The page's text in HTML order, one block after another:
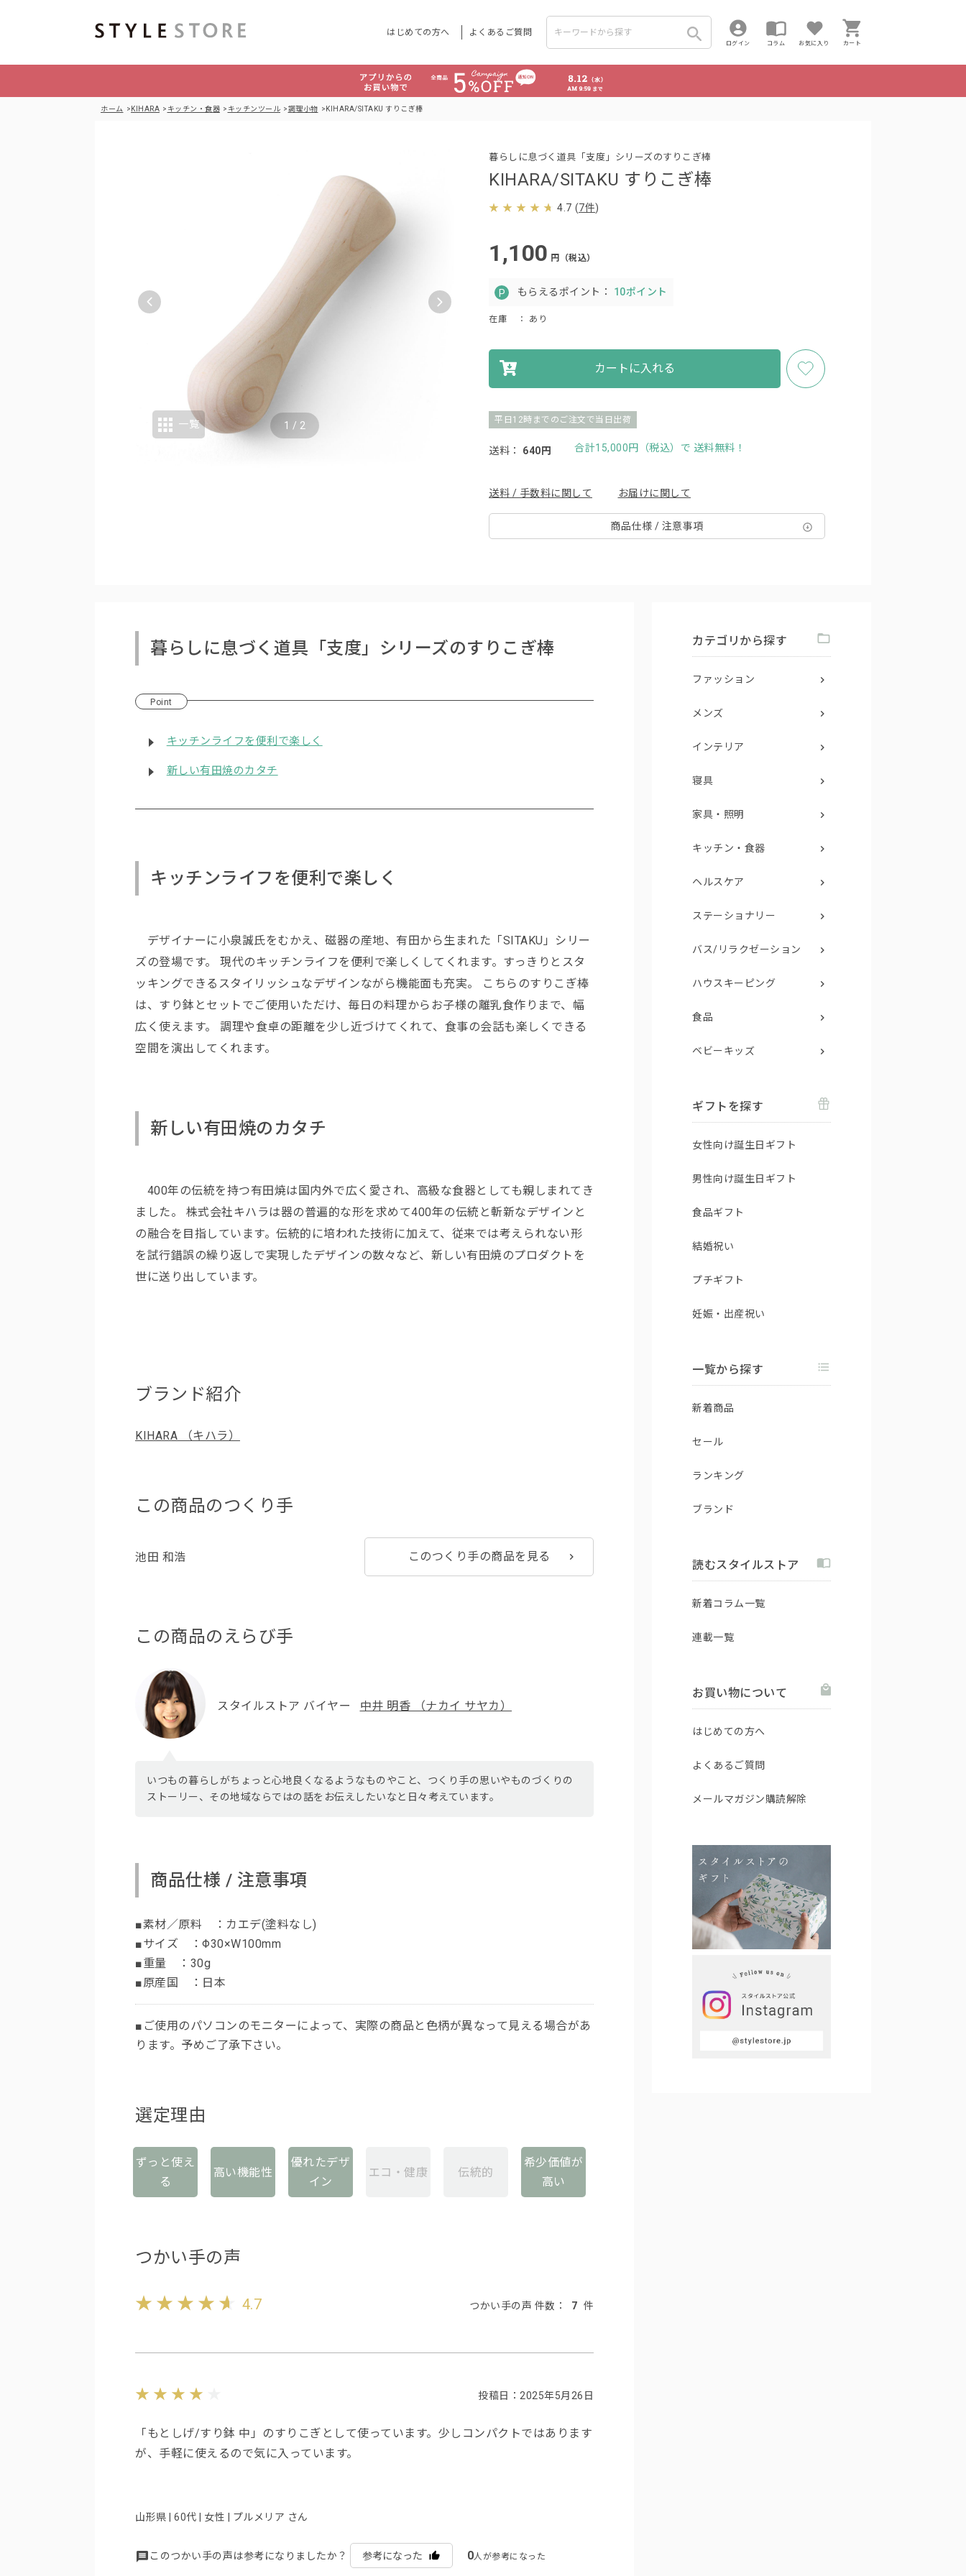
はじめての方へ よくあるご質問
ログイン コラム お気に入り カート
ホーム KIHARA キッチン・食器 キッチンツール 調理小物 KIHARA/SITAKU すりこぎ棒
KIHARA/SITAKU すりこぎ棒
暮らしに息づく道具「支度」シリーズのすりこぎ棒
4.7 (7件)
1,100 円（税込）
もらえるポイント： 10ポイント
在庫 ： あり
カートに入れる
平日12時までのご注文で当日出荷
送料： 640円 合計15,000円（税込）で 送料無料！
送料 / 手数料に関して お届けに関して
商品仕様 / 注意事項
1 / 2
一覧
暮らしに息づく道具「支度」シリーズのすりこぎ棒
Point
キッチンライフを便利で楽しく
新しい有田焼のカタチ
キッチンライフを便利で楽しく
デザイナーに小泉誠氏をむかえ、磁器の産地、有田から生まれた「SITAKU」シリー
ズの登場です。 現代のキッチンライフを便利で楽しくしてくれます。すっきりとスタ
ッキングできるスタイリッシュなデザインながら機能面も充実。 こちらのすりこぎ棒
は、すり鉢とセットでご使用いただけ、毎日の料理からお子様の離乳食作りまで、幅
広く使えます。 調理や食卓の距離を少し近づけてくれて、食事の会話も楽しくできる
空間を演出してくれます。
新しい有田焼のカタチ
400年の伝統を持つ有田焼は国内外で広く愛され、高級な食器としても親しまれてき
ました。 株式会社キハラは器の普遍的な形を求めて400年の伝統と斬新なデザインと
の融合を目指しています。伝統的に培われた技術に加えて、従来では考えられない形
を試行錯誤の繰り返しで実現したデザインの数々など、新しい有田焼のプロダクトを
世に送り出しています。
ブランド紹介
KIHARA （キハラ）
この商品のつくり手
池田 和浩 このつくり手の商品を見る
この商品のえらび手
スタイルストア バイヤー 中井 明香 （ナカイ サヤカ）
いつもの暮らしがちょっと心地良くなるようなものやこと、つくり手の思いやものづくりの
ストーリー、その地域ならではの話をお伝えしたいなと日々考えています。
商品仕様 / 注意事項
■素材／原料 ：カエデ(塗料なし)
■サイズ ：Φ30×W100mm
■重量 ：30g
■原産国 ：日本
■ご使用のパソコンのモニターによって、実際の商品と色柄が異なって見える場合があ
ります。予めご了承下さい。
選定理由
ずっと使え
る
高い機能性
優れたデザ
イン
エコ・健康 伝統的
希少価値が
高い
つかい手の声
4.7 つかい手の声 件数： 7 件
投稿日：2025年5月26日
「もとしげ/すり鉢 中」のすりこぎとして使っています。少しコンパクトではあります
が、手軽に使えるので気に入っています。
山形県 | 60代 | 女性 | プルメリア さん
このつかい手の声は参考になりましたか？ 参考になった 0人が参考になった
カテゴリから探す
ファッション
メンズ
インテリア
寝具
家具・照明
キッチン・食器
ヘルスケア
ステーショナリー
バス/リラクゼーション
ハウスキーピング
食品
ベビーキッズ
ギフトを探す
女性向け誕生日ギフト
男性向け誕生日ギフト
食品ギフト
結婚祝い
プチギフト
妊娠・出産祝い
一覧から探す
新着商品
セール
ランキング
ブランド
読むスタイルストア
新着コラム一覧
連載一覧
お買い物について
はじめての方へ
よくあるご質問
メールマガジン購読解除